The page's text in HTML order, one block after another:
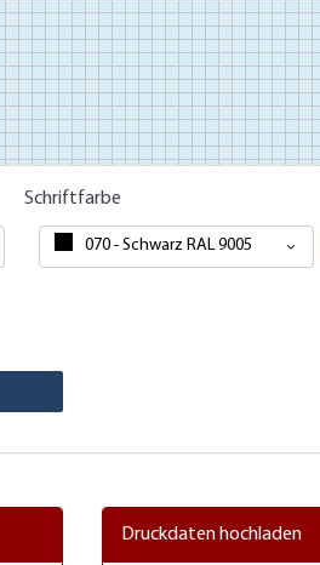
Schriftfarbe
070 - Schwarz RAL 9005
Druckdaten hochladen